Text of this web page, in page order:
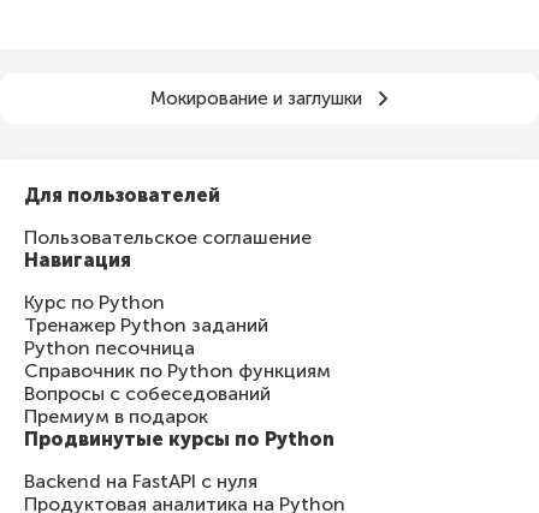
Мокирование и заглушки
Для пользователей
Пользовательское соглашение
Навигация
Курс по Python
Тренажер Python заданий
Python песочница
Справочник по Python функциям
Вопросы с собеседований
Премиум в подарок
Продвинутые курсы по Python
Backend на FastAPI с нуля
Продуктовая аналитика на Python